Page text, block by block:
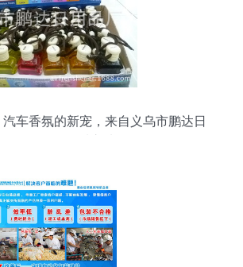
车香氛的新宠，来自义乌市鹏达日